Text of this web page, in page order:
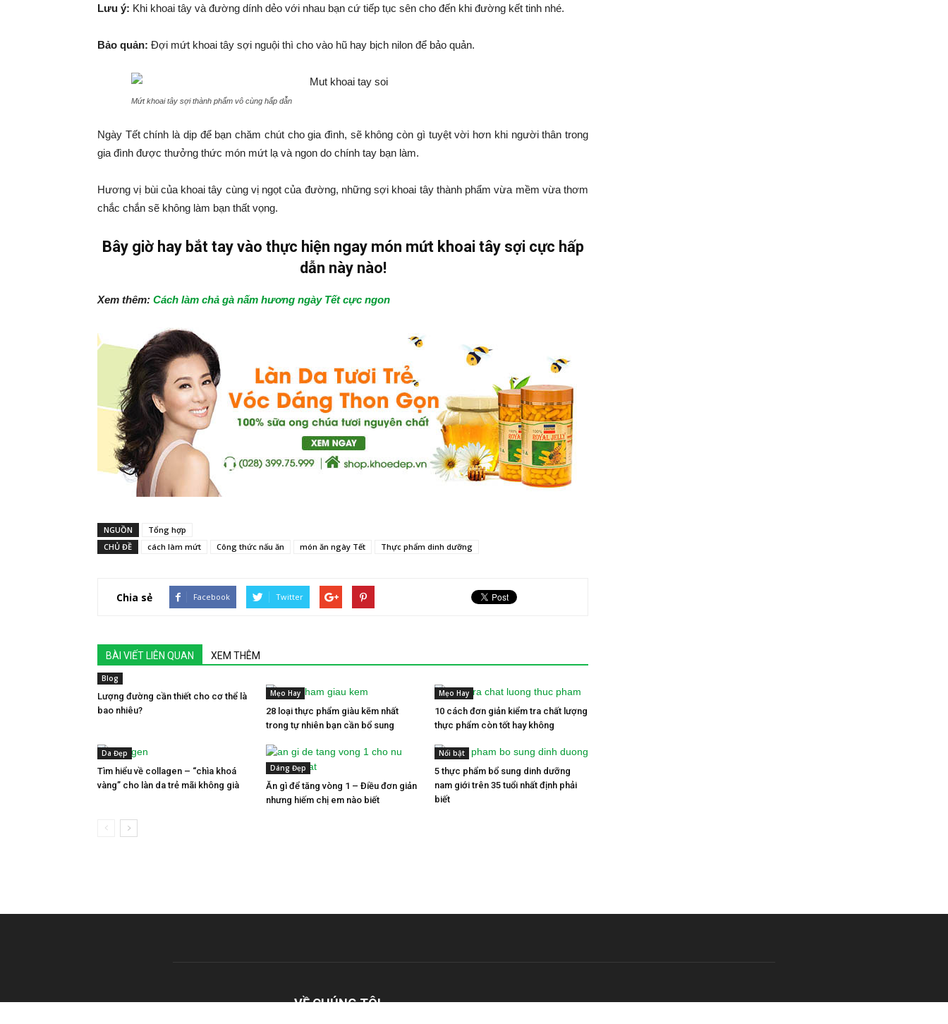
Lưu ý: Khi khoai tây và đường dính dẻo với nhau bạn cứ tiếp tục sên cho đến khi đường kết tinh nhé.
Bảo quản: Đợi mứt khoai tây sợi nguội thì cho vào hũ hay bịch nilon để bảo quản.
Mứt khoai tây sợi thành phẩm vô cùng hấp dẫn
Ngày Tết chính là dịp để bạn chăm chút cho gia đình, sẽ không còn gì tuyệt vời hơn khi người thân trong
gia đình được thưởng thức món mứt lạ và ngon do chính tay bạn làm.
Hương vị bùi của khoai tây cùng vị ngọt của đường, những sợi khoai tây thành phẩm vừa mềm vừa thơm
chắc chắn sẽ không làm bạn thất vọng.
Bây giờ hay bắt tay vào thực hiện ngay món mứt khoai tây sợi cực hấp
dẫn này nào!
Xem thêm: Cách làm chả gà nấm hương ngày Tết cực ngon
NGUỒN
Tổng hợp
CHỦ ĐỀ
cách làm mứt Công thức nấu ăn món ăn ngày Tết Thực phẩm dinh dưỡng
Chia sẻ Facebook Twitter
BÀI VIẾT LIÊN QUAN XEM THÊM
Blog
Lượng đường cần thiết cho cơ thể là
bao nhiêu?
Mẹo Hay
28 loại thực phẩm giàu kẽm nhất
trong tự nhiên bạn cần bổ sung
Mẹo Hay
10 cách đơn giản kiểm tra chất lượng
thực phẩm còn tốt hay không
Da Đẹp
Tìm hiểu về collagen – “chìa khoá
vàng” cho làn da trẻ mãi không già
Dáng Đẹp
Ăn gì để tăng vòng 1 – Điều đơn giản
nhưng hiếm chị em nào biết
Nổi bật
5 thực phẩm bổ sung dinh dưỡng
nam giới trên 35 tuổi nhất định phải
biết
VỀ CHÚNG TÔI